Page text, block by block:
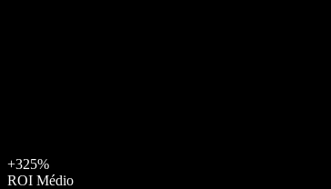
+325%
ROI Médio